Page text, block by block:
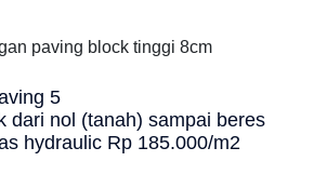
paving block tinggi 8cm
5
dari nol (tanah) sampai beres
hydraulic Rp 185.000/m2